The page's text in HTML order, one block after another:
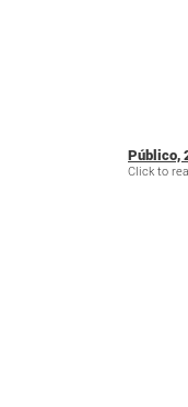
Público,
Click to